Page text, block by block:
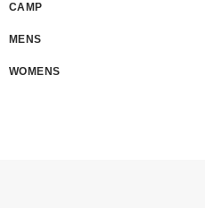
CAMP
MENS
WOMENS